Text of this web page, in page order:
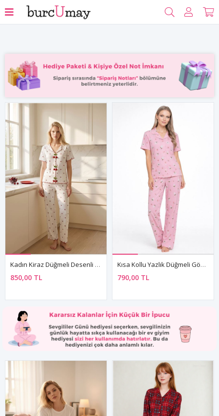
Filtrele
Kadın Kiraz Düğmeli Desenli Pijama Takımı Beyaz Yazlık Kısa Kollu Fitilli Model
850,00 TL
Kısa Kollu Yazlık Düğmeli Gömlek Yaka Yumuşak Dokulu Pembe Kadın Pijama Takımı
790,00 TL